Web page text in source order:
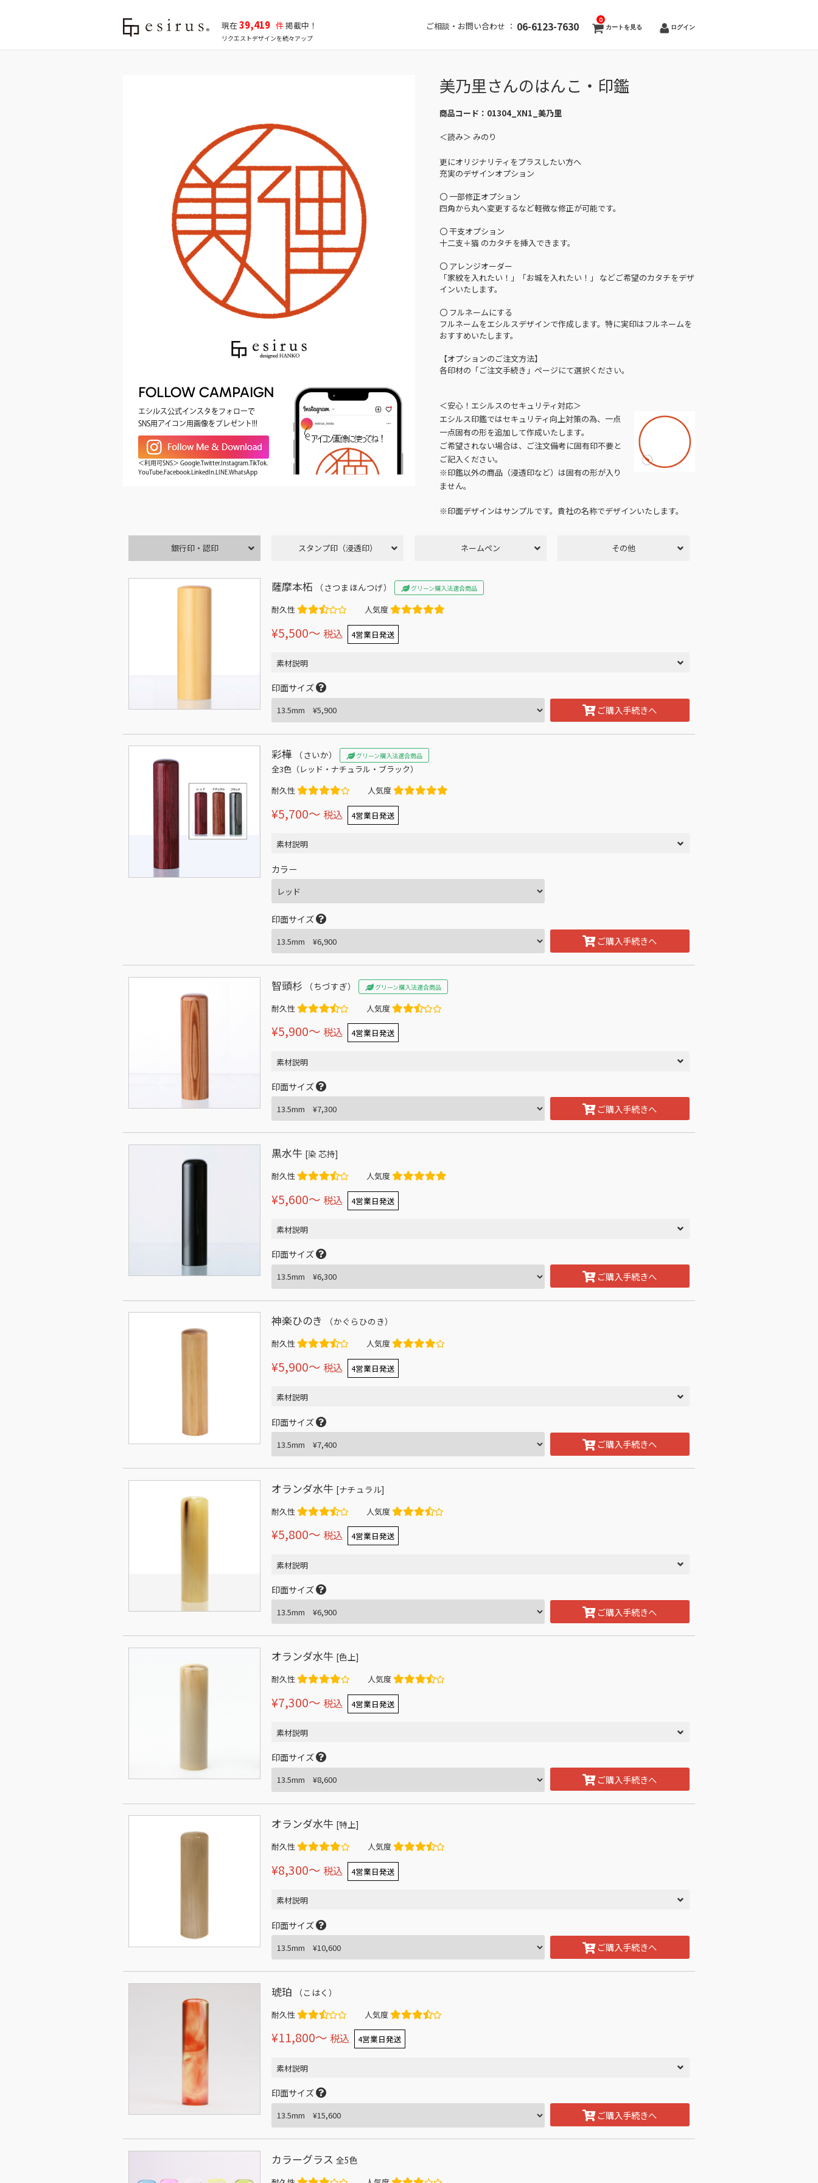
現在39,419 件掲載中！
リクエストデザインを続々アップ
ご相談・お問い合わせ ： 06-6123-7630 カートを見る
0
ログイン
FOLLOW CAMPAIGN
エシルス公式インスタをフォローで
SNS用アイコン用画像をプレゼント!!!
＜利用可SNS＞ Google.Twitter.Instagram.TikTok.
YouTube.Facebook.LinkedIn.LINE.WhatsApp
美乃里さんのはんこ・印鑑
商品コード： 01304_XN1_美乃里
＜読み＞ みのり
更にオリジナリティをプラスしたい方へ
充実のデザインオプション
〇 一部修正オプション
四角から丸へ変更するなど軽微な修正が可能です。
〇 干支オプション
十二支＋猫 のカタチを挿入できます。
〇 アレンジオーダー
「家紋を入れたい！」「お城を入れたい！」 などご希望のカタチをデザ
インいたします。
〇 フルネームにする
フルネームをエシルスデザインで作成します。特に実印はフルネームを
おすすめいたします。
【オプションのご注文方法】
各印材の「ご注文手続き」ページにて選択ください。
＜安心！エシルスのセキュリティ対応＞
エシルス印鑑ではセキュリティ向上対策の為、一点
一点固有の形を追加して作成いたします。
ご希望されない場合は、ご注文備考に固有印不要と
ご記入ください。
※印鑑以外の商品（浸透印など）は固有の形が入り
ません。
※印面デザインはサンプルです。貴社の名称でデザインいたします。
銀行印・認印 スタンプ印（浸透印） ネームペン その他
薩摩本柘 （さつまほんつげ） グリーン購入法適合商品
耐久性 人気度
¥5,500〜 税込 4営業日発送
素材説明
印面サイズ
ご購入手続きへ
彩樺 （さいか） グリーン購入法適合商品
全3色（レッド・ナチュラル・ブラック）
耐久性
人気度
¥5,700〜 税込 4営業日発送
素材説明
カラー
印面サイズ
ご購入手続きへ
智頭杉 （ちづすぎ） グリーン購入法適合商品
耐久性 人気度
¥5,900〜 税込 4営業日発送
素材説明
印面サイズ
ご購入手続きへ
黒水牛 [染 芯持]
耐久性 人気度
¥5,600〜 税込 4営業日発送
素材説明
印面サイズ
ご購入手続きへ
神楽ひのき （かぐらひのき）
耐久性 人気度
¥5,900〜 税込 4営業日発送
素材説明
印面サイズ
ご購入手続きへ
オランダ水牛 [ナチュラル]
耐久性 人気度
¥5,800〜 税込 4営業日発送
素材説明
印面サイズ
ご購入手続きへ
オランダ水牛 [色上]
耐久性 人気度
¥7,300〜 税込 4営業日発送
素材説明
印面サイズ
ご購入手続きへ
オランダ水牛 [特上]
耐久性 人気度
¥8,300〜 税込 4営業日発送
素材説明
印面サイズ
ご購入手続きへ
琥珀 （こはく）
耐久性 人気度
¥11,800〜 税込 4営業日発送
素材説明
印面サイズ
ご購入手続きへ
カラーグラス全5色